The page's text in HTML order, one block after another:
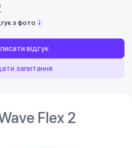
з фото
відгук
запитання
Flex 2